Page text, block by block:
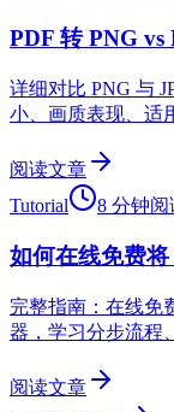
PDF 转 PNG vs
详细对比 PNG 与
小、画质表现、适
阅读文章
Tutorial
8 分钟阅
如何在线免费将
完整指南：在线免
器，学习分步流程
阅读文章